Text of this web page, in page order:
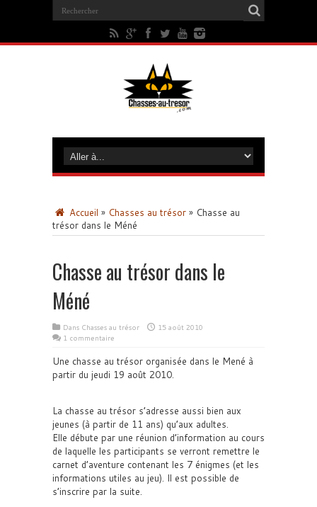
Accueil » Chasses au trésor » Chasse au
trésor dans le Méné
Chasse au trésor dans le
Méné
Dans Chasses au trésor
15 août 2010
1 commentaire
Une chasse au trésor organisée dans le Mené à
partir du jeudi 19 août 2010.
La chasse au trésor s’adresse aussi bien aux
jeunes (à partir de 11 ans) qu’aux adultes.
Elle débute par une réunion d’information au cours
de laquelle les participants se verront remettre le
carnet d’aventure contenant les 7 énigmes (et les
informations utiles au jeu). Il est possible de
s’inscrire par la suite.